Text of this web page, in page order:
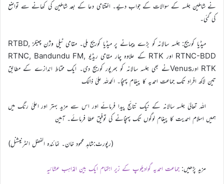
نے شاملین جلسہ کے سوالات کے جواب دیے۔ اختتامی دعا کے بعد شاملین کی کھانے سے تواضع
کی گئی۔
میڈیا کوریج: جلسہ سالانہ کو بڑے پیمانے پر میڈیا کوریج ملی۔ مقامی ٹیلی وژن چینلز RTBD,
RTNC-BDD اور RTK کے علاوہ چار مقامی ریڈیو RTNC, Bandundu FM,
RTK اورVenusنے بھی جلسہ سالانہ کو بھرپور کوریج دی۔ ایک محتاط اندازے کے مطابق
تین لاکھ افراد تک جماعت احمدیہ کا پیغام پہنچا۔ الحمدللہ علیٰ ذالک
اللہ تعالیٰ جلسہ سالانہ کے نیک نتائج پیدا فرمائے اور اس سے مزید بہتر اور اعلیٰ رنگ میں
ہمیں اسلام احمدیت کا پیغام لوگوں تک پہنچانے کی توفیق عطا فرمائے۔ آمین
(رپورٹ:شاهد محمود خان۔ نمائندہ الفضل انٹرنیشنل)
مزید پڑھیں: جماعت احمدیہ گوادیلوپ کے زیر اہتمام ایک بین المذاہب عشائیہ